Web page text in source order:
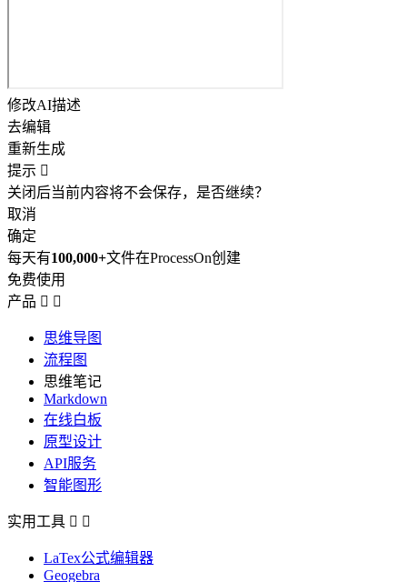
修改AI描述
去编辑
重新生成
提示 
关闭后当前内容将不会保存，是否继续？
取消
确定
每天有100,000+文件在ProcessOn创建
免费使用
产品  
思维导图
流程图
思维笔记
Markdown
在线白板
原型设计
API服务
智能图形
实用工具  
LaTex公式编辑器
Geogebra